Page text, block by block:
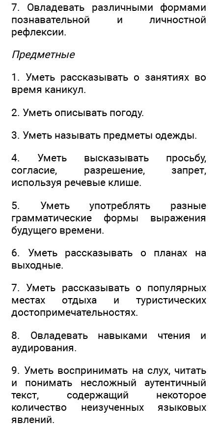
7. Овладевать различными формами
познавательной и личностной
рефлексии.
Предметные
1. Уметь рассказывать о занятиях во
время каникул.
2. Уметь описывать погоду.
3. Уметь называть предметы одежды.
4. Уметь высказывать просьбу,
согласие, разрешение, запрет,
используя речевые клише.
5. Уметь употреблять разные
грамматические формы выражения
будущего времени.
6. Уметь рассказывать о планах на
выходные.
7. Уметь рассказывать о популярных
местах отдыха и туристических
достопримечательностях.
8. Овладевать навыками чтения и
аудирования.
9. Уметь воспринимать на слух, читать
и понимать несложный аутентичный
текст, содержащий некоторое
количество неизученных языковых
явлений.